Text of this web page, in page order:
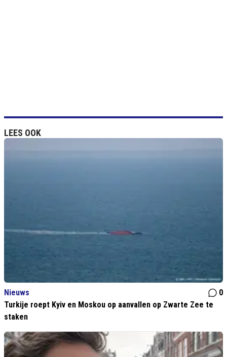
LEES OOK
Nieuws
0
Turkije roept Kyiv en Moskou op aanvallen op Zwarte Zee te
staken